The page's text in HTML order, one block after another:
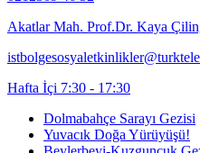
Akatlar Mah. Prof.Dr. Kaya
Hafta İçi 7:30 - 17:30
Dolmabahçe Sarayı Gezisi
Yuvacık Doğa Yürüyüşü!